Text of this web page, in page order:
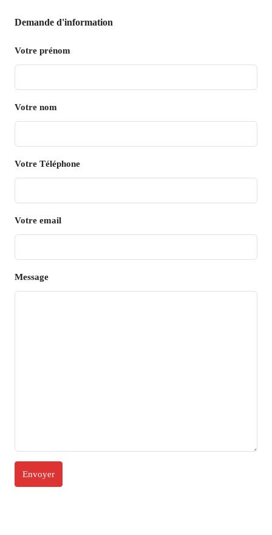
Demande d'information
Votre prénom
Votre nom
Votre Téléphone
Votre email
Message